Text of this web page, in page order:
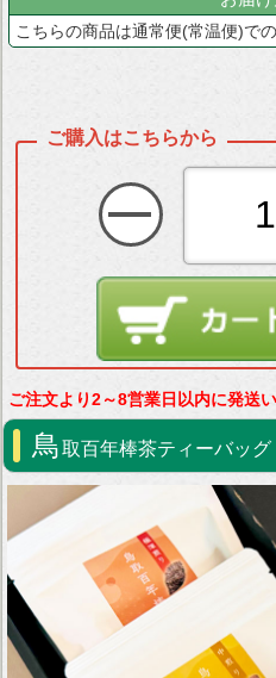
こちらの商品は通常便(常温便)で
ご注文より2～8営業日以内に発送い
鳥取百年棒茶ティーバッグ